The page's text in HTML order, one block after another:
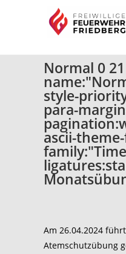
Normal 0
style-
para-
ascii-
Am 26.04.2024
Atemschutzübung